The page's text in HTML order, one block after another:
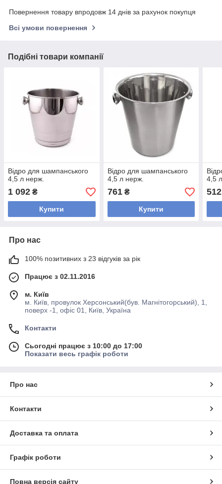
Повернення товару впродовж 14 днів за рахунок покупця
Всі умови повернення
Подібні товари компанії
Відро для шампанського
4,5 л нерж.
1 092 ₴
Купити
Відро для шампанського
4,5 л нерж.
761₴
Купити
4,5
512
Про нас
100% позитивних з 23 відгуків за рік
Працює з 02.11.2016
м. Київ
м. Київ, провулок Херсонський(був. Магнітогорський), 1,
поверх -1, офіс 01, Київ, Україна
Контакти
Сьогодні працює з 10:00 до 17:00
Показати весь графік роботи
Про нас
Контакти
Доставка та оплата
Графік роботи
Повна версія сайту